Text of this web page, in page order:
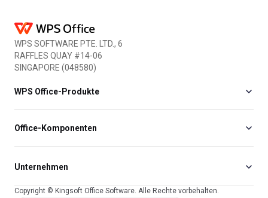
WPS SOFTWARE PTE. LTD., 6
RAFFLES QUAY #14-06
SINGAPORE (048580)
WPS Office-Produkte
Office-Komponenten
Unternehmen
Copyright © Kingsoft Office Software. Alle Rechte vorbehalten.